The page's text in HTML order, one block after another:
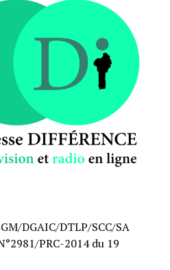
DGAIC/DTLP/SCC/SA
PRC-2014 du 19